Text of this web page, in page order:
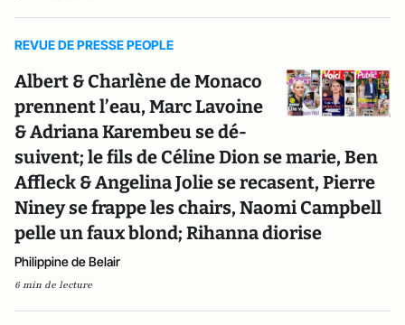
REVUE DE PRESSE PEOPLE
Albert & Charlène de Monaco
prennent l’eau, Marc Lavoine
& Adriana Karembeu se dé-
suivent; le fils de Céline Dion se marie, Ben
Affleck & Angelina Jolie se recasent, Pierre
Niney se frappe les chairs, Naomi Campbell
pelle un faux blond; Rihanna diorise
Philippine de Belair
6 min de lecture